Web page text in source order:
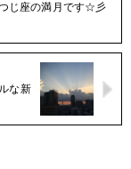
じ座の満月です☆彡
な新